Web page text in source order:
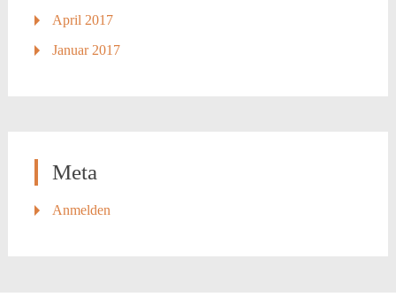
April 2017
Januar 2017
Meta
Anmelden